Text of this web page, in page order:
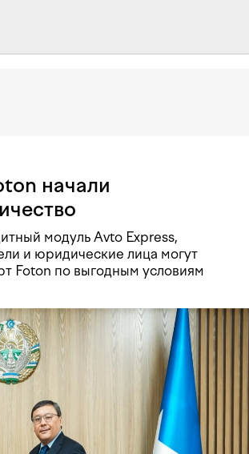
начали
модуль Avto Express,
и юридические лица могут
Foton по выгодным условиям